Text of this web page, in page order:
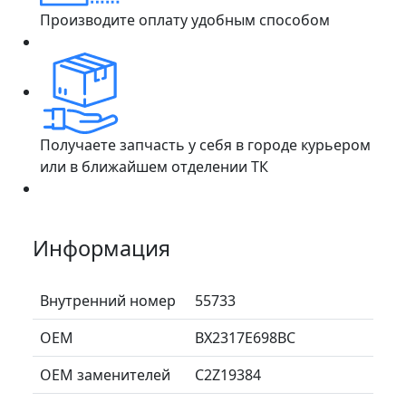
Производите оплату удобным способом
Получаете запчасть у себя в городе курьером
или в ближайшем отделении ТК
Информация
Внутренний номер
55733
ОЕМ
BX2317E698BC
ОЕМ заменителей
C2Z19384